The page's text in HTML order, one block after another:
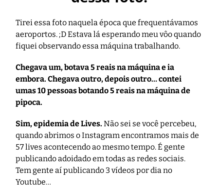
Tirei essa foto naquela época que frequentávamos
aeroportos. ;D Estava lá esperando meu vôo quando
fiquei observando essa máquina trabalhando.
Chegava um, botava 5 reais na máquina e ia
embora. Chegava outro, depois outro… contei
umas 10 pessoas botando 5 reais na máquina de
pipoca.
Sim, epidemia de Lives. Não sei se você percebeu,
quando abrimos o Instagram encontramos mais de
57 lives acontecendo ao mesmo tempo. É gente
publicando adoidado em todas as redes sociais.
Tem gente aí publicando 3 vídeos por dia no
Youtube…